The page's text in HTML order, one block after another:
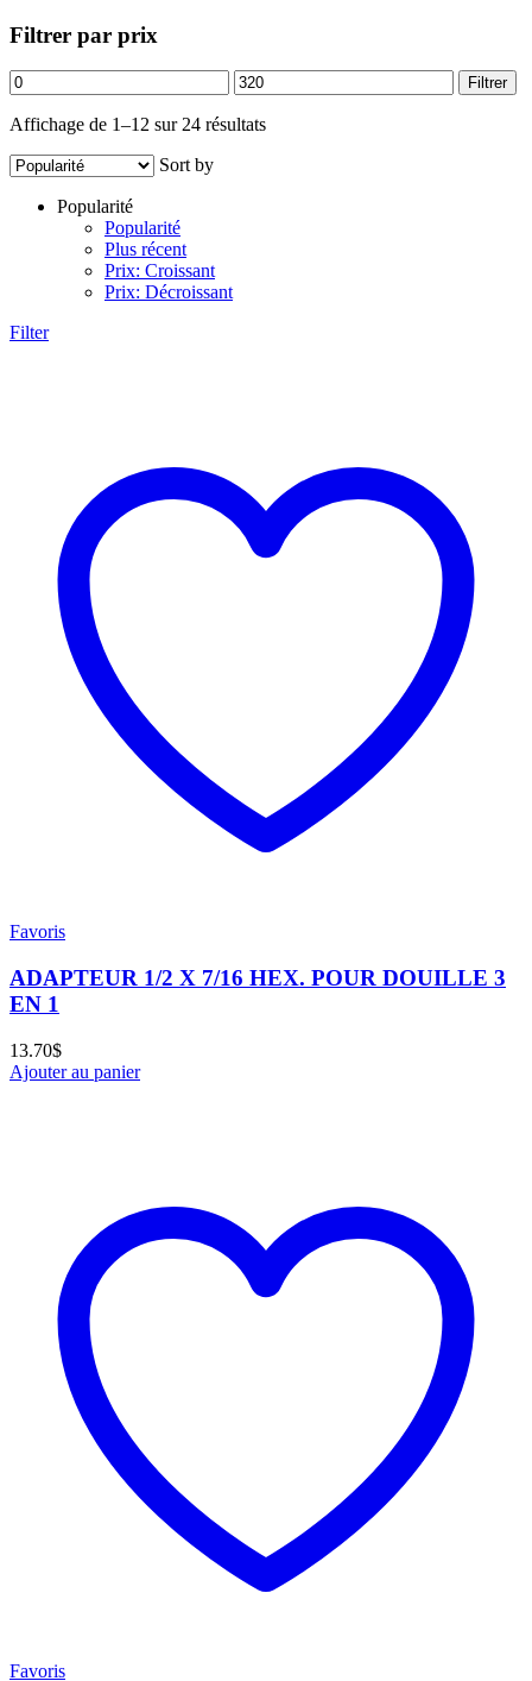
Filtrer par prix
Prix
min
Prix
max
Filtrer
Affichage de 1–12 sur 24 résultatsTrié
Sort by
Popularité
Popularité
Plus récent
Prix: Croissant
Prix: Décroissant
Filter
Favoris
ADAPTEUR 1/2 X 7/16 HEX. POUR DOUILLE 3
EN 1
13.70$
Ajouter au panier
Favoris